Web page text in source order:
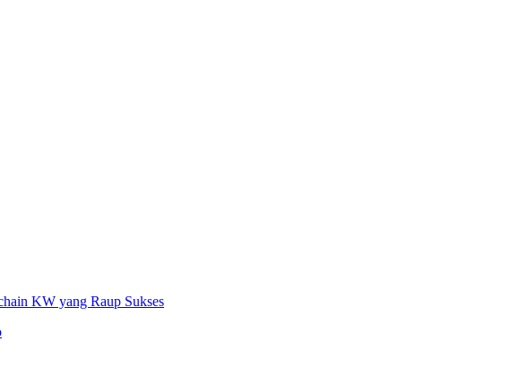
KW yang Raup Sukses